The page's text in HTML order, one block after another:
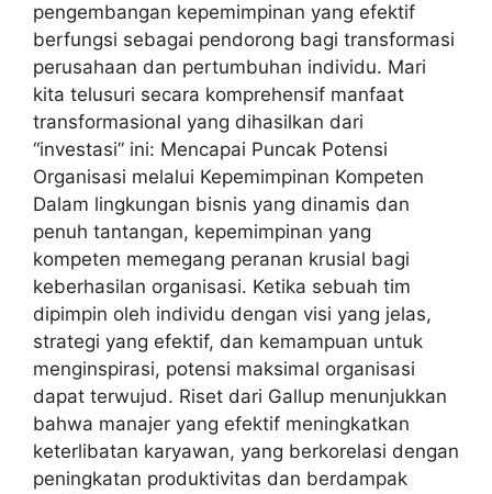
pengembangan kepemimpinan yang efektif
berfungsi sebagai pendorong bagi transformasi
perusahaan dan pertumbuhan individu. Mari
kita telusuri secara komprehensif manfaat
transformasional yang dihasilkan dari
“investasi” ini: Mencapai Puncak Potensi
Organisasi melalui Kepemimpinan Kompeten
Dalam lingkungan bisnis yang dinamis dan
penuh tantangan, kepemimpinan yang
kompeten memegang peranan krusial bagi
keberhasilan organisasi. Ketika sebuah tim
dipimpin oleh individu dengan visi yang jelas,
strategi yang efektif, dan kemampuan untuk
menginspirasi, potensi maksimal organisasi
dapat terwujud. Riset dari Gallup menunjukkan
bahwa manajer yang efektif meningkatkan
keterlibatan karyawan, yang berkorelasi dengan
peningkatan produktivitas dan berdampak